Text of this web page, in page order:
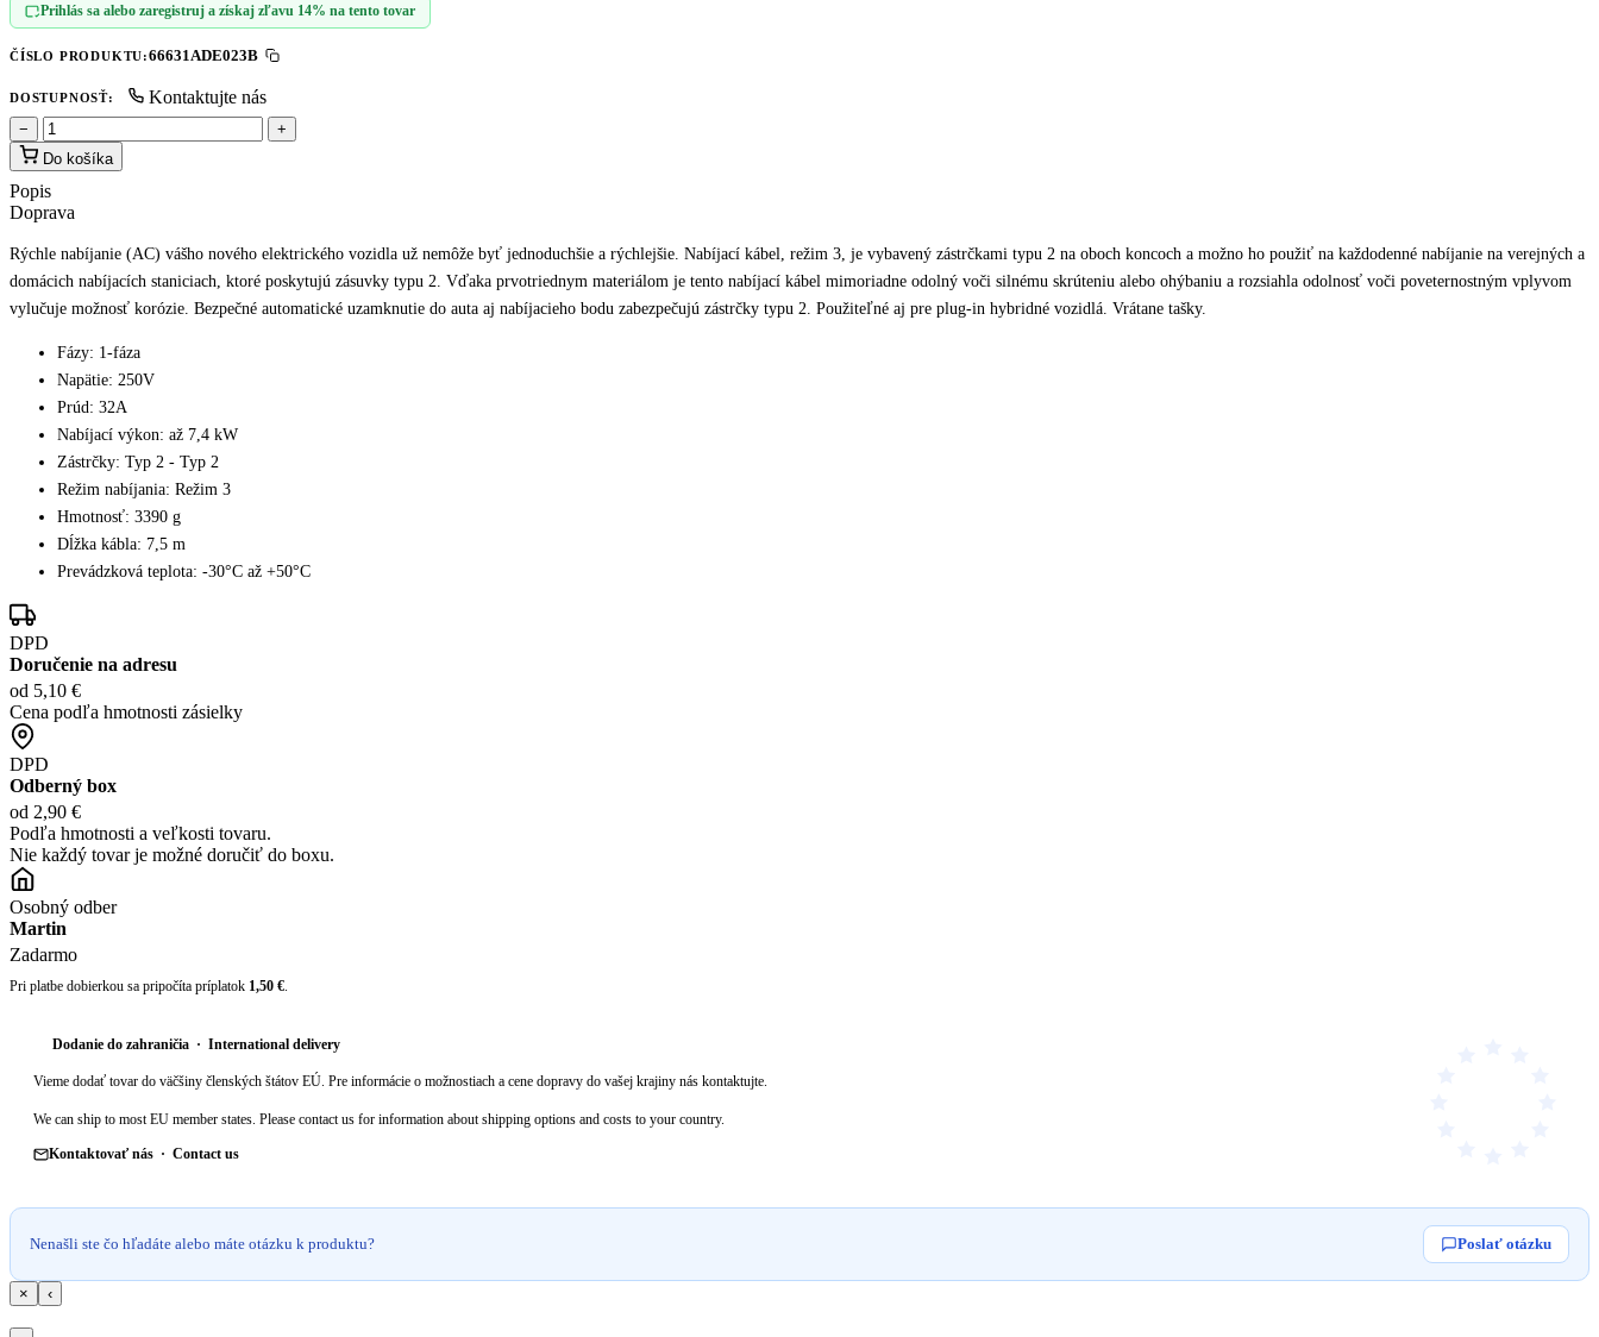
Prihlás sa alebo zaregistruj a získaj zľavu 14% na tento tovar
ČÍSLO PRODUKTU:66631ADE023B
DOSTUPNOSŤ: Kontaktujte nás
−
+
Do košíka
Popis
Doprava
Rýchle nabíjanie (AC) vášho nového elektrického vozidla už nemôže byť jednoduchšie a rýchlejšie. Nabíjací kábel, režim 3, je vybavený zástrčkami typu 2 na oboch koncoch a možno ho použiť na každodenné nabíjanie na verejných a
domácich nabíjacích staniciach, ktoré poskytujú zásuvky typu 2. Vďaka prvotriednym materiálom je tento nabíjací kábel mimoriadne odolný voči silnému skrúteniu alebo ohýbaniu a rozsiahla odolnosť voči poveternostným vplyvom
vylučuje možnosť korózie. Bezpečné automatické uzamknutie do auta aj nabíjacieho bodu zabezpečujú zástrčky typu 2. Použiteľné aj pre plug-in hybridné vozidlá. Vrátane tašky.
Fázy: 1-fáza
Napätie: 250V
Prúd: 32A
Nabíjací výkon: až 7,4 kW
Zástrčky: Typ 2 - Typ 2
Režim nabíjania: Režim 3
Hmotnosť: 3390 g
Dĺžka kábla: 7,5 m
Prevádzková teplota: -30°C až +50°C
DPD
Doručenie na adresu
od 5,10 €
Cena podľa hmotnosti zásielky
DPD
Odberný box
od 2,90 €
Podľa hmotnosti a veľkosti tovaru.
Nie každý tovar je možné doručiť do boxu.
Osobný odber
Martin
Zadarmo
Pri platbe dobierkou sa pripočíta príplatok 1,50 €.
Dodanie do zahraničia · International delivery
Vieme dodať tovar do väčšiny členských štátov EÚ. Pre informácie o možnostiach a cene dopravy do vašej krajiny nás kontaktujte.
We can ship to most EU member states. Please contact us for information about shipping options and costs to your country.
Kontaktovať nás · Contact us
Nenašli ste čo hľadáte alebo máte otázku k produktu? Poslať otázku
× ‹